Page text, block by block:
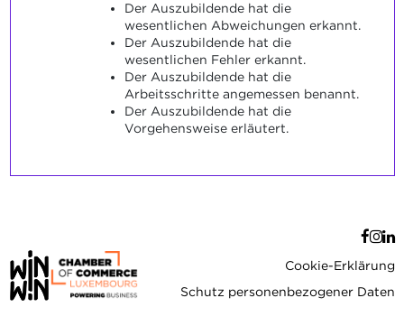
Der Auszubildende hat die
wesentlichen Abweichungen erkannt.
Der Auszubildende hat die
wesentlichen Fehler erkannt.
Der Auszubildende hat die
Arbeitsschritte angemessen benannt.
Der Auszubildende hat die
Vorgehensweise erläutert.
Cookie-Erklärung
Schutz personenbezogener Daten